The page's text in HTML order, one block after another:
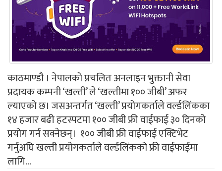
काठमाण्डौ । नेपालको प्रचलित अनलाइन भुक्तानी सेवा
प्रदायक कम्पनी ‘खल्ती’ ले ‘खल्तीमा १०० जीबी’ अफर
ल्याएको छ। जसअन्तर्गत ‘खल्ती’ प्रयोगकर्ताले वर्ल्डलिंकका
१४ हजार बढी हटस्पटमा १०० जीबी फ्री वाईफाई ३० दिनको
प्रयोग गर्न सक्नेछन्। १०० जीबी फ्री वाईफाई एक्टिभेट
गर्नुअघि खल्ती प्रयोगकर्ताले वर्ल्डलिंकको फ्री वाईफाईमा
लागि...